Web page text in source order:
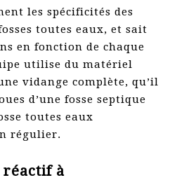
les spécificités des
toutes eaux, et sait
en fonction de chaque
utilise du matériel
vidange complète, qu’il
d’une fosse septique
toutes eaux
régulier.
réactif à